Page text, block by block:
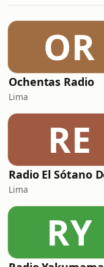
OR
Ochentas Radio
Lima
RE
Lima
RY